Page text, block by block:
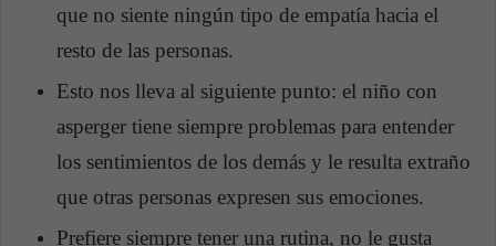
que no siente ningún tipo de empatía hacia el
resto de las personas.
Esto nos lleva al siguiente punto: el niño con
asperger tiene siempre problemas para entender
los sentimientos de los demás y le resulta extraño
que otras personas expresen sus emociones.
Prefiere siempre tener una rutina, no le gusta